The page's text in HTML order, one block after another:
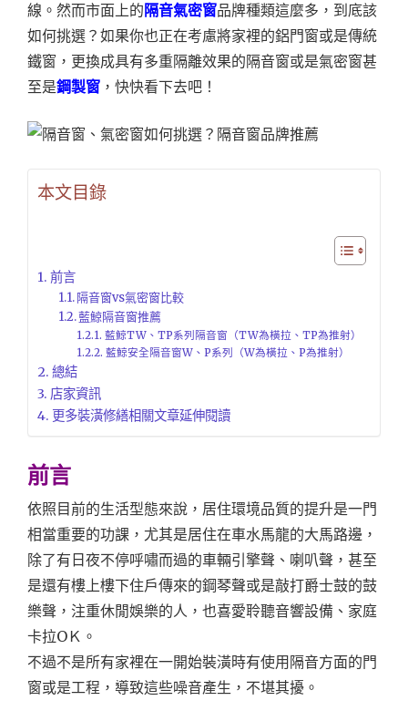
線。然而市面上的 隔音氣密窗品牌種類這麼多，到底該
如何挑選？如果你也正在考慮將家裡的鋁門窗或是傳統
鐵窗，更換成具有多重隔離效果的隔音窗或是氣密窗甚
至是鋼製窗 ，快快看下去吧！
本文目錄
前言
隔音窗vs氣密窗比較
藍鯨隔音窗推薦
藍鯨TW、TP系列隔音窗（TW為橫拉、TP為推射）
藍鯨安全隔音窗W、P系列（W為橫拉、P為推射）
總結
店家資訊
更多裝潢修繕相關文章延伸閱讀
前言
依照目前的生活型態來說，居住環境品質的提升是一門
相當重要的功課，尤其是居住在車水馬龍的大馬路邊，
除了有日夜不停呼嘯而過的車輛引擎聲、喇叭聲，甚至
是還有樓上樓下住戶傳來的鋼琴聲或是敲打爵士鼓的鼓
樂聲，注重休閒娛樂的人，也喜愛聆聽音響設備、家庭
卡拉OＫ。
不過不是所有家裡在一開始裝潢時有使用隔音方面的門
窗或是工程，導致這些噪音產生，不堪其擾。